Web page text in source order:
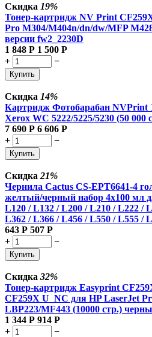
Скидка 19%
Тонер-картридж NV Print
Pro M304/M404n/dn/dw/MFP
версии fw2_2230D
1 848 Р 1 500 Р
+
−
Купить
Скидка 14%
Картридж Фотобарабан NVPrint
Xerox WC 5222/5225/5230 (50 000
7 690 Р 6 606 Р
+
−
Купить
Скидка 21%
Чернила Cactus CS-EPT6641-4
желтый/черный набор 4x100 мл
L120 / L132 / L200 / L210 / L222 /
L362 / L366 / L456 / L550 / L555 /
643 Р 507 Р
+
−
Купить
Скидка 32%
Тонер-картридж Easyprint
CF259X U_NC для HP LaserJet
LBP223/MF443 (10000 стр.)
1 344 Р 914 Р
+
−